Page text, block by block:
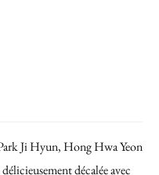
Ji Hyun, Hong Hwa Yeon
décalée avec